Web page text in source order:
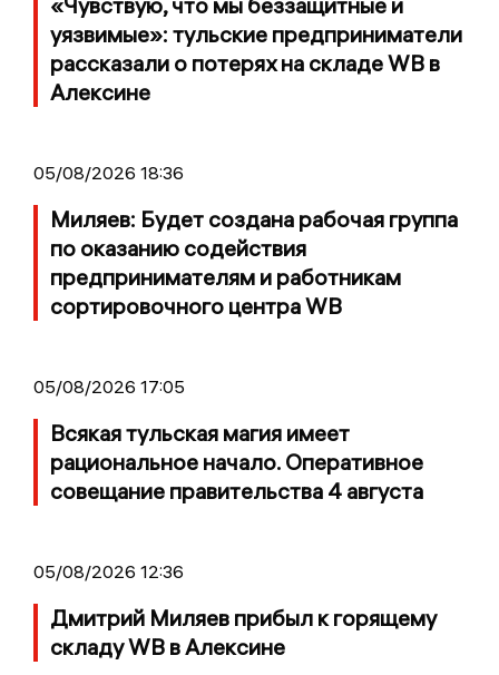
уязвимые»: тульские предприниматели
рассказали о потерях на складе WB в
Алексине
05/08/2026 18:36
Миляев: Будет создана рабочая группа
по оказанию содействия
предпринимателям и работникам
сортировочного центра WB
05/08/2026 17:05
Всякая тульская магия имеет
рациональное начало. Оперативное
совещание правительства 4 августа
05/08/2026 12:36
Дмитрий Миляев прибыл к горящему
складу WB в Алексине